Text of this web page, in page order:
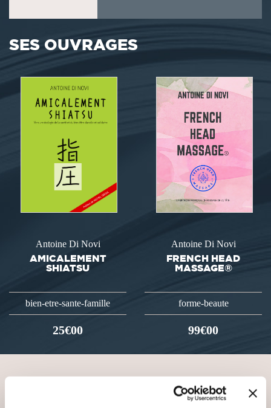
SES OUVRAGES
Antoine Di Novi
AMICALEMENT
SHIATSU
bien-etre-sante-famille
25€00
Antoine Di Novi
FRENCH HEAD
MASSAGE®
forme-beaute
99€00
VOUS AIMEREZ AUSSI